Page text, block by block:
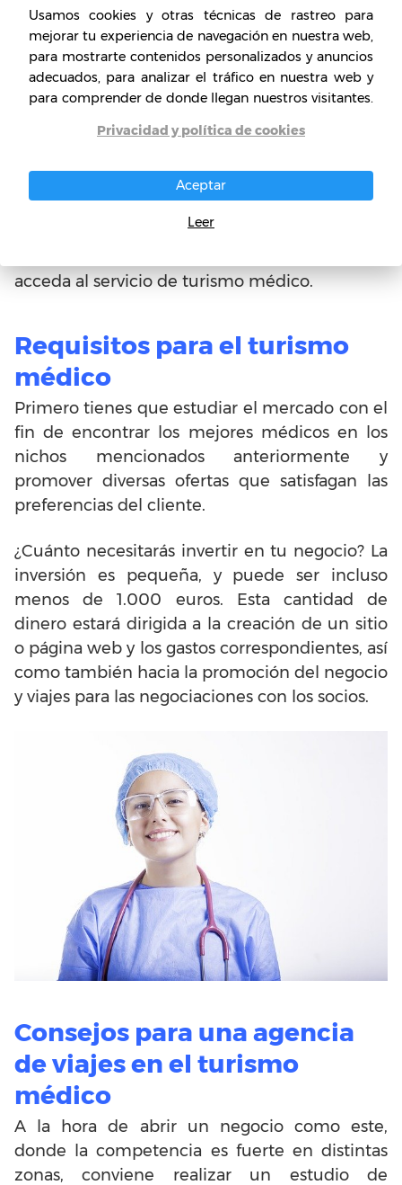
Durante la puesta en marcha de este negocio
rentable, podría centrarse en los proveedores
de atención de la salud que tienen oficinas en
ponerse en contacto con ellos y optimizar sus
representado por una comisión que van a
acceda al servicio de turismo médico.
Requisitos para el turismo
médico
Primero tienes que estudiar el mercado con el
fin de encontrar los mejores médicos en los
nichos mencionados anteriormente y
promover diversas ofertas que satisfagan las
preferencias del cliente.
¿Cuánto necesitarás invertir en tu negocio? La
inversión es pequeña, y puede ser incluso
menos de 1.000 euros. Esta cantidad de
dinero estará dirigida a la creación de un sitio
o página web y los gastos correspondientes, así
como también hacia la promoción del negocio
y viajes para las negociaciones con los socios.
Consejos para una agencia
de viajes en el turismo
médico
A la hora de abrir un negocio como este,
donde la competencia es fuerte en distintas
zonas, conviene realizar un estudio de
Usamos cookies y otras técnicas de rastreo para
mejorar tu experiencia de navegación en nuestra web,
para mostrarte contenidos personalizados y anuncios
adecuados, para analizar el tráfico en nuestra web y
para comprender de donde llegan nuestros visitantes.
Privacidad y política de cookies
Aceptar
Leer